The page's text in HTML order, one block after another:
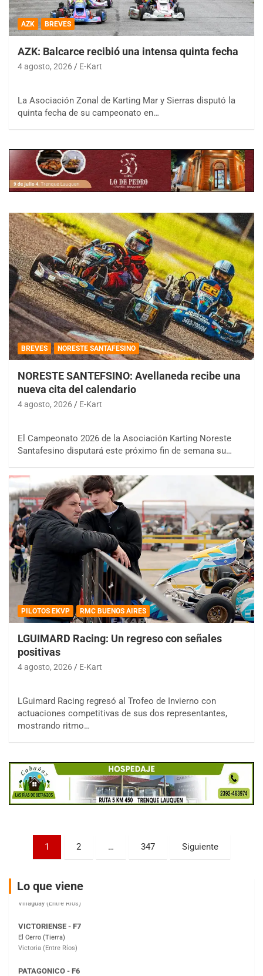
AZK BREVES
AZK: Balcarce recibió una intensa quinta fecha
4 agosto, 2026 E-Kart
La Asociación Zonal de Karting Mar y Sierras disputó la
quinta fecha de su campeonato en…
BREVES NORESTE SANTAFESINO
NORESTE SANTEFSINO: Avellaneda recibe una
nueva cita del calendario
4 agosto, 2026 E-Kart
El Campeonato 2026 de la Asociación Karting Noreste
Santafesino disputará este próximo fin de semana su…
PILOTOS EKVP RMC BUENOS AIRES
LGUIMARD Racing: Un regreso con señales
positivas
4 agosto, 2026 E-Kart
LGuimard Racing regresó al Trofeo de Invierno con
actuaciones competitivas de sus dos representantes,
mostrando ritmo…
Paginación
entradas
1 2 … 347 Siguiente
Lo que viene
COBERTURA ESPECIAL DE E-KART.COM.AR
08/09-AGO
KDO - F6
Ciudad de Trenque Lauquen (Asfalto)
Trenque Lauquen (Buenos Aires)
Parque de la Velocidad (Asfalto)
Villaguay (Entre Ríos)
El Cerro (Tierra)
Victoria (Entre Ríos)
Moto Club Reginense (Tierra)
Gral. E. Godoy (Río Negro)
Juventud Unida (Tierra)